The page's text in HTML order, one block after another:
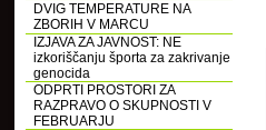
DVIG TEMPERATURE NA
ZBORIH V MARCU
IZJAVA ZA JAVNOST: NE
izkoriščanju športa za zakrivanje
genocida
ODPRTI PROSTORI ZA
RAZPRAVO O SKUPNOSTI V
FEBRUARJU